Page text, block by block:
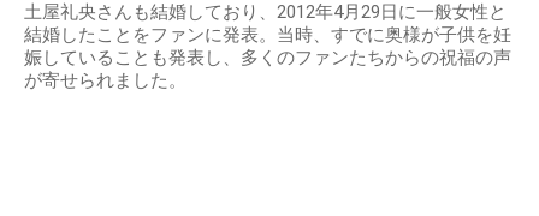
土屋礼央さんも結婚しており、2012年4月29日に一般女性と
結婚したことをファンに発表。当時、すでに奥様が子供を妊
娠していることも発表し、多くのファンたちからの祝福の声
が寄せられました。